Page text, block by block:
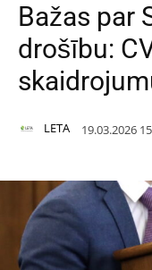
Bažas par
drošību:
LETA 19.03.2026